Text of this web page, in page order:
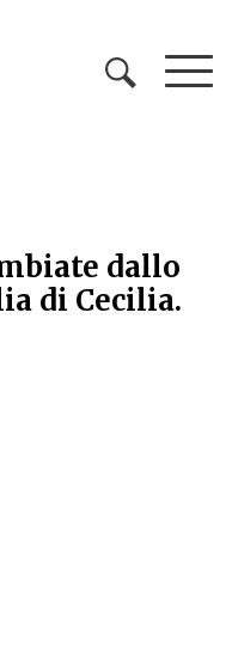
dallo
di Cecilia.
dallo